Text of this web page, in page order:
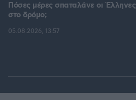
Πόσες μέρες σπαταλάνε οι Έλληνες
στο δρόμο;
05.08.2026, 13:57